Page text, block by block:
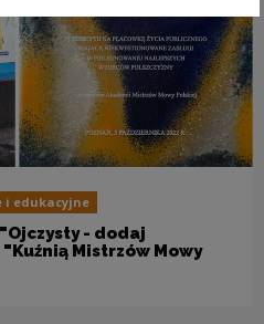
i edukacyjne
- dodaj
Mistrzów Mowy